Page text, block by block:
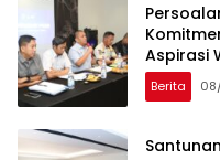
Aspirasi
Berita